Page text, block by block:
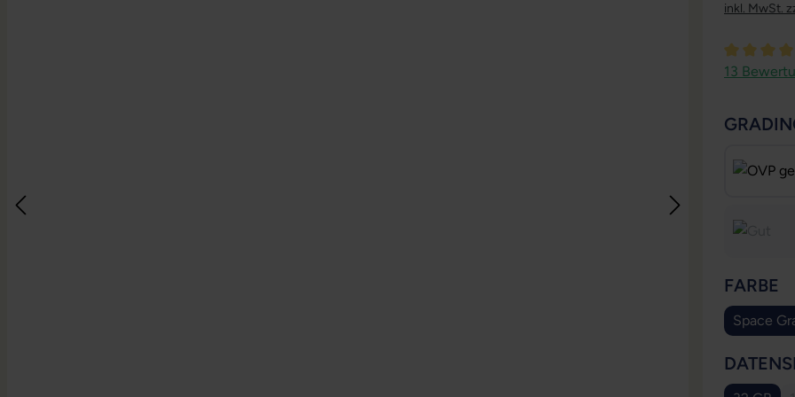
inkl. MwSt.
13
FARBE
Space